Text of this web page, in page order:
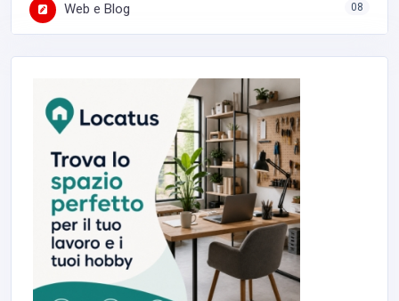
Web e Blog 08